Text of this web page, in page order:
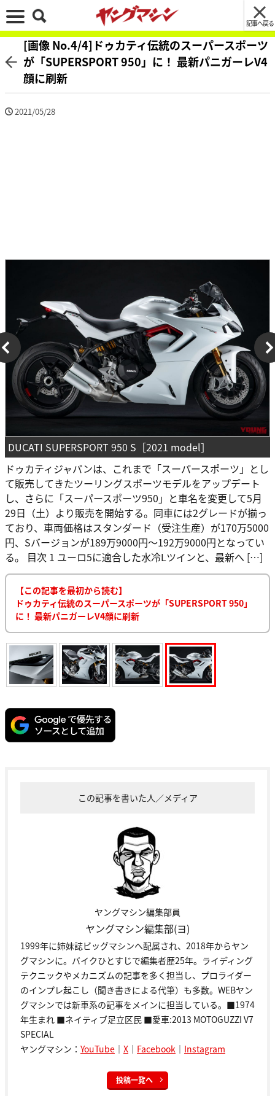
記事へ戻る
[画像 No.4/4]ドゥカティ伝統のスーパースポーツ
が「SUPERSPORT 950」に！ 最新パニガーレV4
顔に刷新
2021/05/28
DUCATI SUPERSPORT 950 S［2021 model］
ドゥカティジャパンは、これまで「スーパースポーツ」とし
て販売してきたツーリングスポーツモデルをアップデート
し、さらに「スーパースポーツ950」と車名を変更して5月
29日（土）より販売を開始する。同車には2グレードが揃っ
ており、車両価格はスタンダード（受注生産）が170万5000
円、Sバージョンが189万9000円～192万9000円となってい
る。 目次 1 ユーロ5に適合した水冷Lツインと、最新へ […]
【この記事を最初から読む】
ドゥカティ伝統のスーパースポーツが「SUPERSPORT 950」
に！ 最新パニガーレV4顔に刷新
この記事を書いた人／メディア
ヤングマシン編集部員
ヤングマシン編集部(ヨ)
1999年に姉妹誌ビッグマシンへ配属され、2018年からヤン
グマシンに。バイクひとすじで編集者歴25年。ライディング
テクニックやメカニズムの記事を多く担当し、プロライダー
のインプレ起こし（聞き書きによる代筆）も多数。WEBヤン
グマシンでは新車系の記事をメインに担当している。■1974
年生まれ ■ネイティブ足立区民 ■愛車:2013 MOTOGUZZI V7
SPECIAL
ヤングマシン： YouTube ｜ X ｜ Facebook ｜ Instagram
投稿一覧へ